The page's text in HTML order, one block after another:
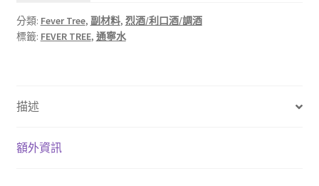
分類: Fever Tree, 副材料, 烈酒/利口酒/調酒
標籤: FEVER TREE, 通寧水
描述
額外資訊